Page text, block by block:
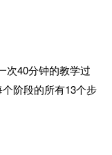
次40分钟的教学过
阶段的所有13个步